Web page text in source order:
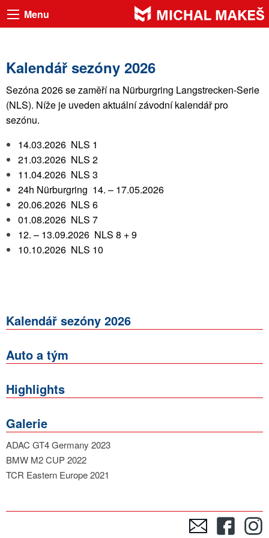
Menu
Kalendář sezóny 2026
Sezóna 2026 se zaměří na Nürburgring Langstrecken-Serie
(NLS). Níže je uveden aktuální závodní kalendář pro
sezónu.
14.03.2026 NLS 1
21.03.2026 NLS 2
11.04.2026 NLS 3
24h Nürburgring 14. – 17.05.2026
20.06.2026 NLS 6
01.08.2026 NLS 7
12. – 13.09.2026 NLS 8 + 9
10.10.2026 NLS 10
Kalendář sezóny 2026
Auto a tým
Highlights
Galerie
ADAC GT4 Germany 2023
BMW M2 CUP 2022
TCR Eastern Europe 2021